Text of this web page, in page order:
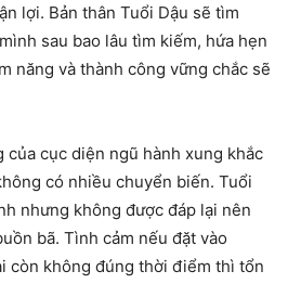
lợi. Bản thân Tuổi Dậu sẽ tìm
sau bao lâu tìm kiếm, hứa hẹn
năng và thành công vững chắc sẽ
của cục diện ngũ hành xung khắc
có nhiều chuyển biến. Tuổi
nhưng không được đáp lại nên
bã. Tình cảm nếu đặt vào
còn không đúng thời điểm thì tổn